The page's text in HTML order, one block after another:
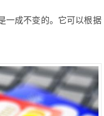
一成不变的。它可以根据